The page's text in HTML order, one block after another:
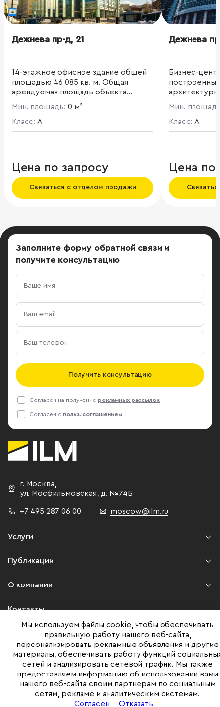
Дежнева пр-д, 21
14-этажное офисное здание общей
площадью 46 085 кв. м. Общая
арендуемая площадь объекта
составляет 33 000 кв. м.
Эффективная планировка этажей.
Площадь типового этажа - 2 400 кв.
м.
Мин. площадь: 0 м²
Класс: A
Цена по запросу
Связаться с отделом продажи
Дежнева
Бизнес-
композицию.
Арендуемая
205 кв. м.
Мин.
Класс: A
Цена по
Заполните форму обратной связи и
получите консультацию
Получить консультацию
Согласен на получение рекламных рассылок
Согласен с польз. соглашением
г. Москва,
ул. Мосфильмовская, д. №74Б
+7 495 287 06 00 moscow@ilm.ru
Услуги
Публикации
О компании
Контакты
Юридическая информация
©ILM 2009-2026. Все права защищены
Представленная на сайте информация, в т.ч. стоимости объектов,
носит информационный характер
и не является публичной офертой. Условия продажи объекта могут
Мы используем файлы cookie, чтобы обеспечивать
правильную работу нашего веб-сайта,
персонализировать рекламные объявления и другие
материалы, обеспечивать работу функций
сетей и анализировать сетевой трафик. Мы также
предоставляем информацию об использовании вами
нашего веб-сайта своим партнерам по социальным
сетям, рекламе и аналитическим системам.
Согласен
Отказать